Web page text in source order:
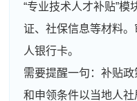
“专业技术人才补贴”
证、社保信息等材料
人银行卡。
需要提醒一句：补贴
和申领条件以当地人社